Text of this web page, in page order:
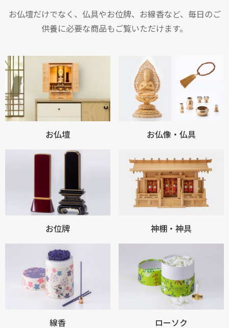
お仏壇だけでなく、仏具やお位牌、お線香など、毎日のご
供養に必要な商品もご覧いただけます。
お仏壇 お仏像・仏具
お位牌 神棚・神具
線香 ローソク